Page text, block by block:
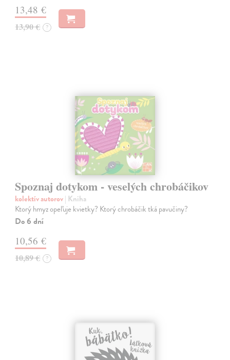
13,48 €
13,90 € ?
Spoznaj dotykom - veselých chrobáčikov
kolektív autorov| Kniha
Ktorý hmyz opeľuje kvietky? Ktorý chrobáčik tká pavučiny?
Do 6 dní
10,56 €
10,89 € ?